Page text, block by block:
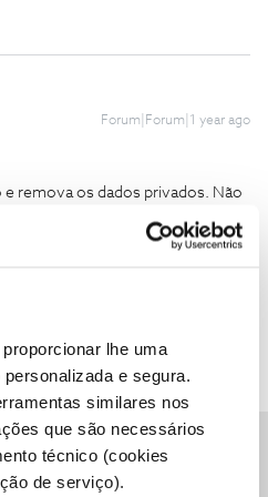
lhe uma
e segura.
similares nos
que são necessários
técnico (cookies
de serviço).
Forum|Forum|1 year ago
remova os dados privados. Não
terá de ser analisado.
Siga o perfil para acompanhar
NOS.